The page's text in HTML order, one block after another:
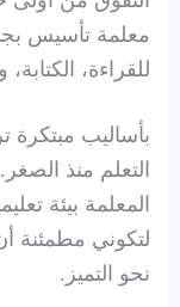
معلمة تأسيس
للقراءة،
بأساليب
التعلم منذ
المعلمة بيئة
لتكوني مطمئنة
نحو التميز.